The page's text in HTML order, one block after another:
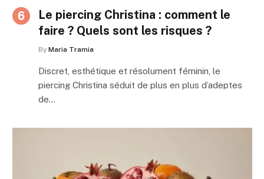
Le piercing Christina : comment le
faire ? Quels sont les risques ?
By Maria Tramia
Discret, esthétique et résolument féminin, le
piercing Christina séduit de plus en plus d’adeptes
de…